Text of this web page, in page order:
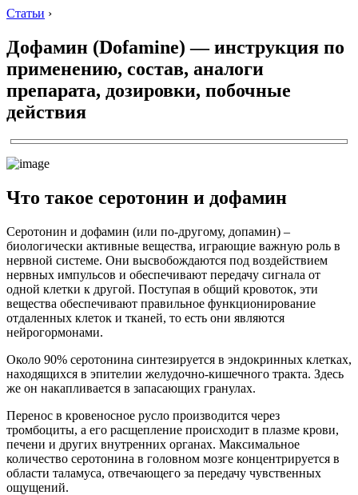
Статьи ›
Дофамин (Dofamine) — инструкция по
применению, состав, аналоги
препарата, дозировки, побочные
действия
Что такое серотонин и дофамин
Серотонин и дофамин (или по-другому, допамин) –
биологически активные вещества, играющие важную роль в
нервной системе. Они высвобождаются под воздействием
нервных импульсов и обеспечивают передачу сигнала от
одной клетки к другой. Поступая в общий кровоток, эти
вещества обеспечивают правильное функционирование
отдаленных клеток и тканей, то есть они являются
нейрогормонами.
Около 90% серотонина синтезируется в эндокринных клетках,
находящихся в эпителии желудочно-кишечного тракта. Здесь
же он накапливается в запасающих гранулах.
Перенос в кровеносное русло производится через
тромбоциты, а его расщепление происходит в плазме крови,
печени и других внутренних органах. Максимальное
количество серотонина в головном мозге концентрируется в
области таламуса, отвечающего за передачу чувственных
ощущений.